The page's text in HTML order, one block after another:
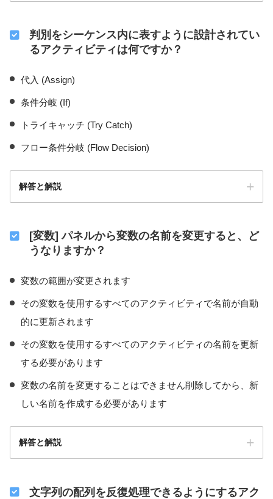
判別をシーケンス内に表すように設計されてい
るアクティビティは何ですか？
代入 (Assign)
条件分岐 (If)
トライキャッチ (Try Catch)
フロー条件分岐 (Flow Decision)
解答と解説
[変数] パネルから変数の名前を変更すると、ど
うなりますか？
変数の範囲が変更されます
その変数を使用するすべてのアクティビティで名前が自動
的に更新されます
その変数を使用するすべてのアクティビティの名前を更新
する必要があります
変数の名前を変更することはできません削除してから、新
しい名前を作成する必要があります
解答と解説
文字列の配列を反復処理できるようにするアク